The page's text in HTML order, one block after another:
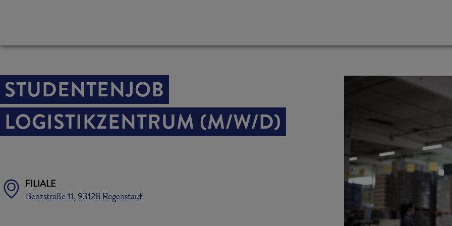
STUDENTENJOB
LOGISTIKZENTRUM (M/W/D)
FILIALE
Benzstraße 11, 93128 Regenstauf